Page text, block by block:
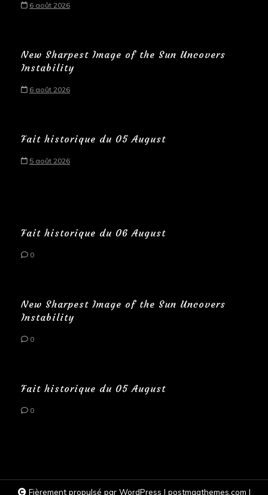
6 août 2026
New Sharpest Image of the Sun Uncovers
Instability
6 août 2026
Fait historique du 05 August
5 août 2026
Fait historique du 06 August
0
New Sharpest Image of the Sun Uncovers
Instability
0
Fait historique du 05 August
0
Fièrement propulsé par WordPress | postmagthemes.com |